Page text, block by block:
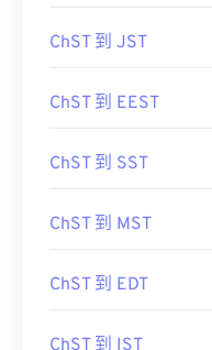
ChST 到 JST
ChST 到 EEST
ChST 到 SST
ChST 到 MST
ChST 到 EDT
ChST 到 IST